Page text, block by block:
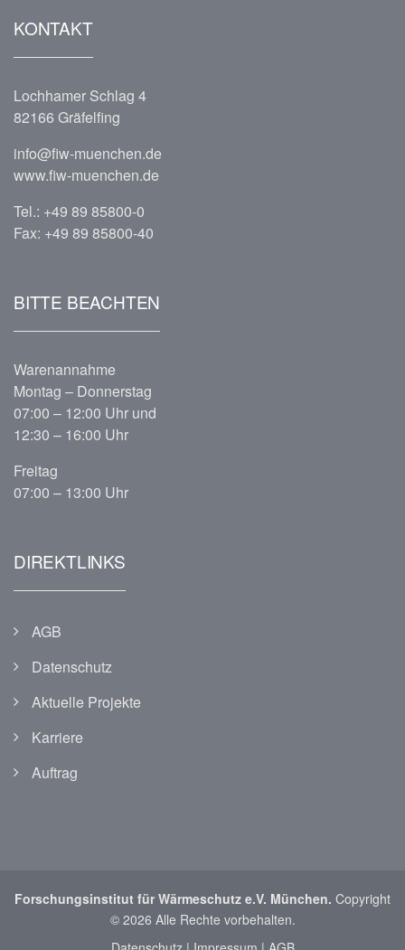
KONTAKT
Lochhamer Schlag 4
82166 Gräfelfing
info@fiw-muenchen.de
www.fiw-muenchen.de
Tel.: +49 89 85800-0
Fax: +49 89 85800-40
BITTE BEACHTEN
Warenannahme
Montag – Donnerstag
07:00 – 12:00 Uhr und
12:30 – 16:00 Uhr
Freitag
07:00 – 13:00 Uhr
DIREKTLINKS
AGB
Datenschutz
Aktuelle Projekte
Karriere
Auftrag
Forschungsinstitut für Wärmeschutz e.V. München. Copyright
© 2026 Alle Rechte vorbehalten.